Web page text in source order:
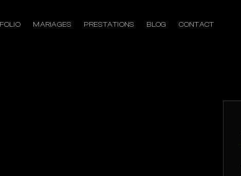
MARIAGES PRESTATIONS BLOG CONTACT